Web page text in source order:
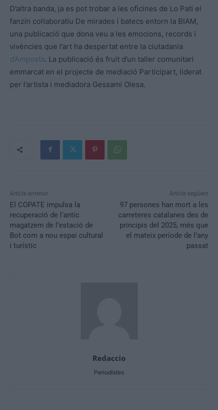
D’altra banda, ja es pot trobar a les oficines de Lo Pati el
fanzín col·laboratiu De mirades i batecs entorn la BIAM,
una publicació que dona veu a les emocions, records i
vivències que l’art ha despertat entre la ciutadania
d’Amposta. La publicació és fruit d’un taller comunitari
emmarcat en el projecte de mediació Participart, liderat
per l’artista i mediadora Gessamí Olesa.
Article anterior
El COPATE impulsa la
recuperació de l’antic
magatzem de l’estació de
Bot com a nou espai cultural
i turístic
Article següent
97 persones han mort a les
carreteres catalanes des de
principis del 2025, més que
el mateix període de l’any
passat
Redaccio
Periodistes